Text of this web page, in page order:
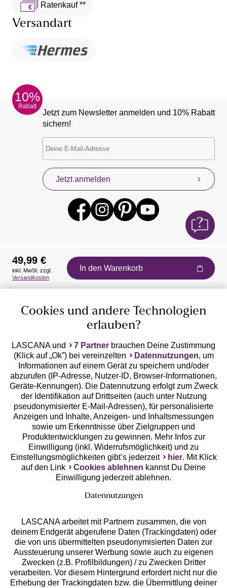
Ratenkauf **
Versandart
10%
Rabatt
Jetzt zum Newsletter anmelden und 10% Rabatt
sichern!
Jetzt anmelden
Auszeichnungen
Geprüfte Sicherheit
Unsere Apps
Services
Beratung
49,99 €
inkl. MwSt. zzgl.
Versandkosten
In den Warenkorb
Cookies und andere Technologien
erlauben?
LASCANA und 7 Partner brauchen Deine Zustimmung
(Klick auf „Ok”) bei vereinzelten
Datennutzungen, um
Informationen auf einem Gerät zu speichern und/oder
abzurufen (IP-Adresse, Nutzer-ID, Browser-Informationen,
Geräte-Kennungen). Die Datennutzung erfolgt zum Zweck
der Identifikation auf Drittseiten (auch unter Nutzung
pseudonymisierter E-Mail-Adressen), für personalisierte
Anzeigen und Inhalte, Anzeigen- und Inhaltsmessungen
sowie um Erkenntnisse über Zielgruppen und
Produktentwicklungen zu gewinnen. Mehr Infos zur
Einwilligung (inkl. Widerrufsmöglichkeit) und zu
Einstellungsmöglichkeiten gibt’s jederzeit
hier. Mit Klick
auf den Link
Cookies ablehnen kannst Du Deine
Einwilligung jederzeit ablehnen.
Datennutzungen
LASCANA arbeitet mit Partnern zusammen, die von
deinem Endgerät abgerufene Daten (Trackingdaten) oder
die von uns übermittelten pseudonymisierten Daten zur
Aussteuerung unserer Werbung sowie auch zu eigenen
Zwecken (z.B. Profilbildungen) / zu Zwecken Dritter
verarbeiten. Vor diesem Hintergrund erfordert nicht nur die
Erhebung der Trackingdaten bzw. die Übermittlung deiner